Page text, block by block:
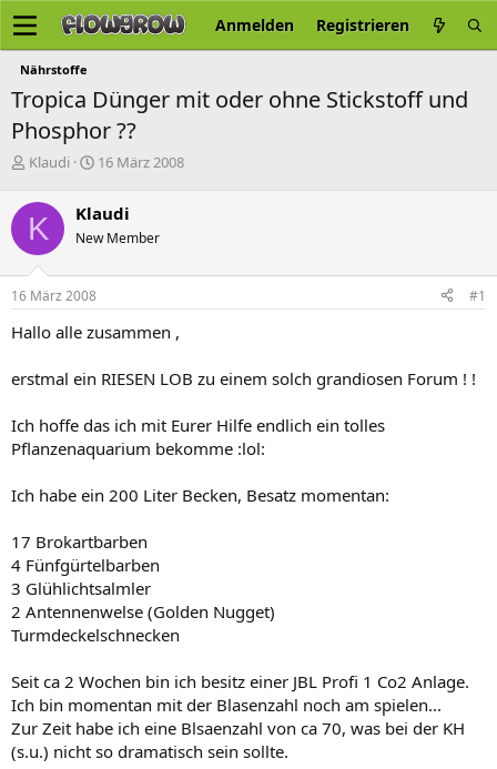
Anmelden Registrieren
Nährstoffe
Tropica Dünger mit oder ohne Stickstoff und
Phosphor ??
E
s
t
e
l
l
e
Klaudi
E
t
e
l
m
16 März 2008
K Klaudi
New Member
16 März 2008 #1
Hallo alle zusammen ,
erstmal ein RIESEN LOB zu einem solch grandiosen Forum ! !
Ich hoffe das ich mit Eurer Hilfe endlich ein tolles
Pflanzenaquarium bekomme :lol:
Ich habe ein 200 Liter Becken, Besatz momentan:
17 Brokartbarben
4 Fünfgürtelbarben
3 Glühlichtsalmler
2 Antennenwelse (Golden Nugget)
Turmdeckelschnecken
Seit ca 2 Wochen bin ich besitz einer JBL Profi 1 Co2 Anlage.
Ich bin momentan mit der Blasenzahl noch am spielen...
Zur Zeit habe ich eine Blsaenzahl von ca 70, was bei der KH
(s.u.) nicht so dramatisch sein sollte.